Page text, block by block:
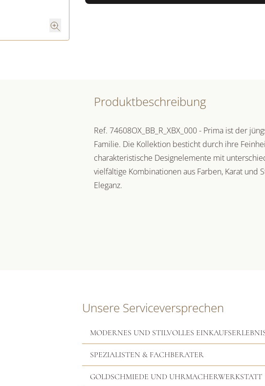
Produktbeschreibung
Ref. 74608OX_BB_R_XBX_000 - Prima ist der
Familie. Die Kollektion besticht durch ihre
charakteristische Designelemente mit
vielfältige Kombinationen aus Farben, Karat und
Eleganz.
Unsere Serviceversprechen
MODERNES UND STILVOLLES
SPEZIALISTEN & FACHBERATER
GOLDSCHMIEDE UND UHRMACHERWERKSTATT